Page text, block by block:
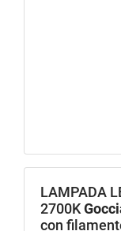
LAMPADA
2700K
con